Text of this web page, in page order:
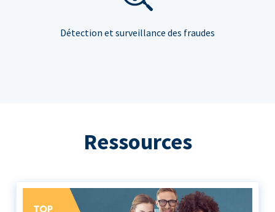
Détection et surveillance des fraudes
Ressources